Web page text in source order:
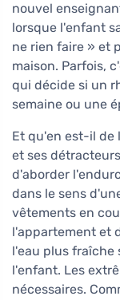
nouvel
lorsque l'enfant
ne rien faire » et
maison. Parfois,
qui décide si un
semaine ou une
Et qu'en est-il de
et ses
d'aborder
dans le sens
vêtements en
l'appartement et
l'eau plus fraîche
l'enfant. Les
nécessaires.